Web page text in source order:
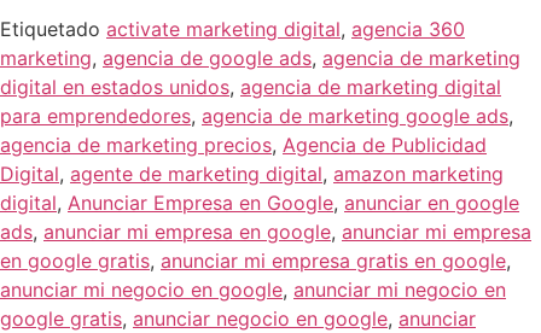
Etiquetado activate marketing digital, agencia 360
marketing, agencia de google ads, agencia de marketing
digital en estados unidos, agencia de marketing digital
para emprendedores, agencia de marketing google ads,
agencia de marketing precios, Agencia de Publicidad
Digital, agente de marketing digital, amazon marketing
digital, Anunciar Empresa en Google, anunciar en google
ads, anunciar mi empresa en google, anunciar mi empresa
en google gratis, anunciar mi empresa gratis en google,
anunciar mi negocio en google, anunciar mi negocio en
google gratis, anunciar negocio en google, anunciar